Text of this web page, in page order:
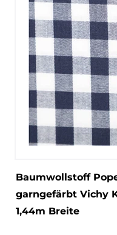
Baumwollstoff
garngefärbt Vichy
1,44m Breite